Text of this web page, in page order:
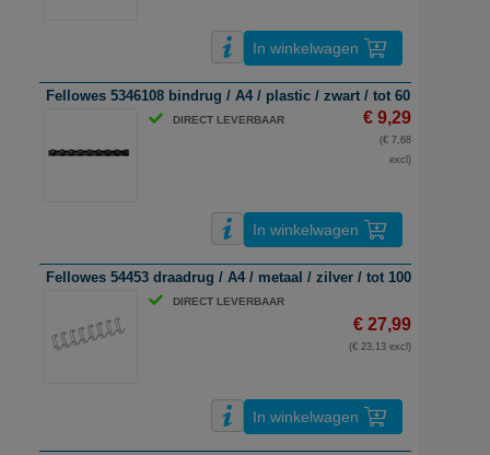
In winkelwagen
Fellowes 5346108 bindrug / A4 / plastic / zwart / tot 60 vel / 100
DIRECT LEVERBAAR € 9,29
(€ 7,68
excl)
In winkelwagen
Fellowes 54453 draadrug / A4 / metaal / zilver / tot 100 vel / 100
DIRECT LEVERBAAR
€ 27,99
(€ 23,13 excl)
In winkelwagen